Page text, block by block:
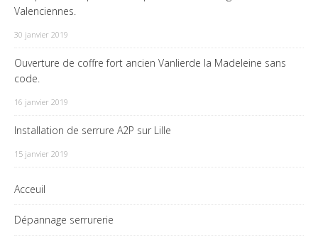
Valenciennes.
30 janvier 2019
Ouverture de coffre fort ancien Vanlierde la Madeleine sans
code.
16 janvier 2019
Installation de serrure A2P sur Lille
15 janvier 2019
Acceuil
Dépannage serrurerie